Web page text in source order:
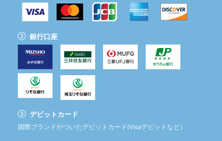
銀行口座
デビットカード
国際ブランドがついたデビットカード(Visaデビットなど）